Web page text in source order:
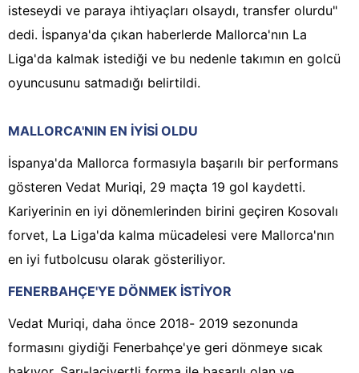
isteseydi ve paraya ihtiyaçları olsaydı, transfer olurdu"
dedi. İspanya'da çıkan haberlerde Mallorca'nın La
Liga'da kalmak istediği ve bu nedenle takımın en golcü
oyuncusunu satmadığı belirtildi.
MALLORCA'NIN EN İYİSİ OLDU
İspanya'da Mallorca formasıyla başarılı bir performans
gösteren Vedat Muriqi, 29 maçta 19 gol kaydetti.
Kariyerinin en iyi dönemlerinden birini geçiren Kosovalı
forvet, La Liga'da kalma mücadelesi vere Mallorca'nın
en iyi futbolcusu olarak gösteriliyor.
FENERBAHÇE'YE DÖNMEK İSTİYOR
Vedat Muriqi, daha önce 2018- 2019 sezonunda
formasını giydiği Fenerbahçe'ye geri dönmeye sıcak